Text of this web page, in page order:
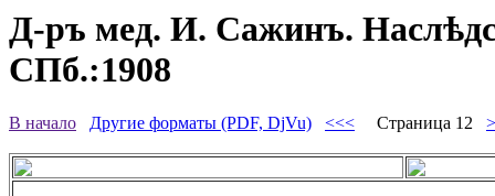
Д-ръ мед. И. Сажинъ.
СПб.:1908
В начало Другие форматы (PDF, DjVu) <<< Страница 12